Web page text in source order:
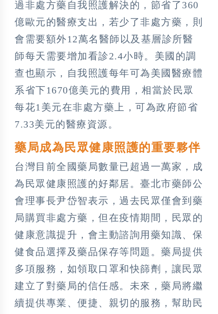
過非處方藥自我照護解決的，節省了360
億歐元的醫療支出，若少了非處方藥，則
會需要額外12萬名醫師以及基層診所醫
師每天需要增加看診2.4小時。美國的調
查也顯示，自我照護每年可為美國醫療體
系省下1670億美元的費用，相當於民眾
每花1美元在非處方藥上，可為政府節省
7.33美元的醫療資源。
藥局成為民眾健康照護的重要夥伴
台灣目前全國藥局數量已超過一萬家，成
為民眾健康照護的好鄰居。臺北市藥師公
會理事長尹岱智表示，過去民眾僅會到藥
局購買非處方藥，但在疫情期間，民眾的
健康意識提升，會主動諮詢用藥知識、保
健食品選擇及藥品保存等問題。藥局提供
多項服務，如領取口罩和快篩劑，讓民眾
建立了對藥局的信任感。未來，藥局將繼
續提供專業、便捷、親切的服務，幫助民